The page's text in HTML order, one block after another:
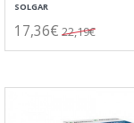
SOLGAR
17,36€ 22,19€